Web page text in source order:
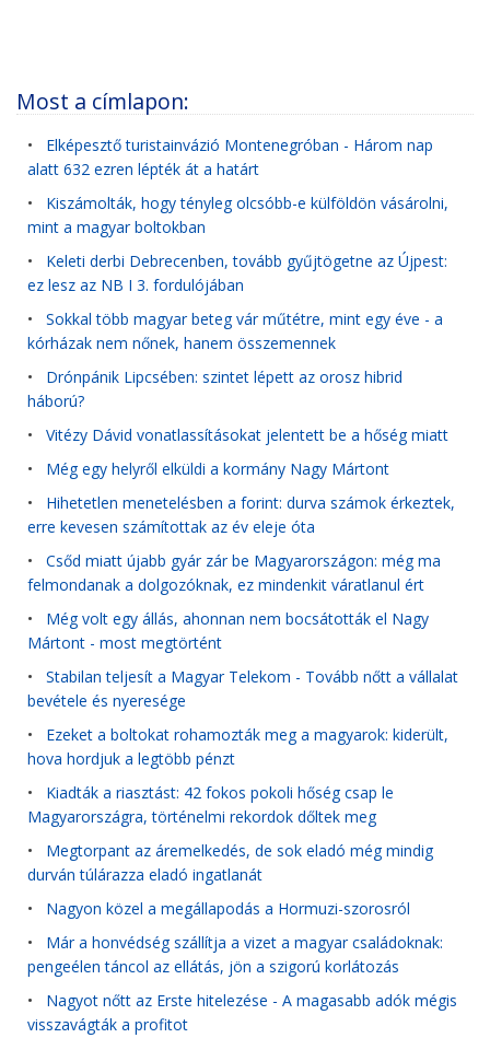
Most a címlapon:
• Elképesztő turistainvázió Montenegróban - Három nap
alatt 632 ezren lépték át a határt
• Kiszámolták, hogy tényleg olcsóbb-e külföldön vásárolni,
mint a magyar boltokban
• Keleti derbi Debrecenben, tovább gyűjtögetne az Újpest:
ez lesz az NB I 3. fordulójában
• Sokkal több magyar beteg vár műtétre, mint egy éve - a
kórházak nem nőnek, hanem összemennek
• Drónpánik Lipcsében: szintet lépett az orosz hibrid
háború?
• Vitézy Dávid vonatlassításokat jelentett be a hőség miatt
• Még egy helyről elküldi a kormány Nagy Mártont
• Hihetetlen menetelésben a forint: durva számok érkeztek,
erre kevesen számítottak az év eleje óta
• Csőd miatt újabb gyár zár be Magyarországon: még ma
felmondanak a dolgozóknak, ez mindenkit váratlanul ért
• Még volt egy állás, ahonnan nem bocsátották el Nagy
Mártont - most megtörtént
• Stabilan teljesít a Magyar Telekom - Tovább nőtt a vállalat
bevétele és nyeresége
• Ezeket a boltokat rohamozták meg a magyarok: kiderült,
hova hordjuk a legtöbb pénzt
• Kiadták a riasztást: 42 fokos pokoli hőség csap le
Magyarországra, történelmi rekordok dőltek meg
• Megtorpant az áremelkedés, de sok eladó még mindig
durván túlárazza eladó ingatlanát
• Nagyon közel a megállapodás a Hormuzi-szorosról
• Már a honvédség szállítja a vizet a magyar családoknak:
pengeélen táncol az ellátás, jön a szigorú korlátozás
• Nagyot nőtt az Erste hitelezése - A magasabb adók mégis
visszavágták a profitot